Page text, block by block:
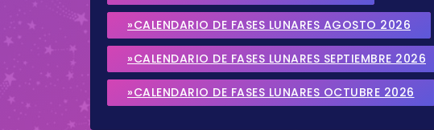
»CALENDARIO DE FASES LUNARES AGOSTO 2026
»CALENDARIO DE FASES LUNARES SEPTIEMBRE 2026
»CALENDARIO DE FASES LUNARES OCTUBRE 2026